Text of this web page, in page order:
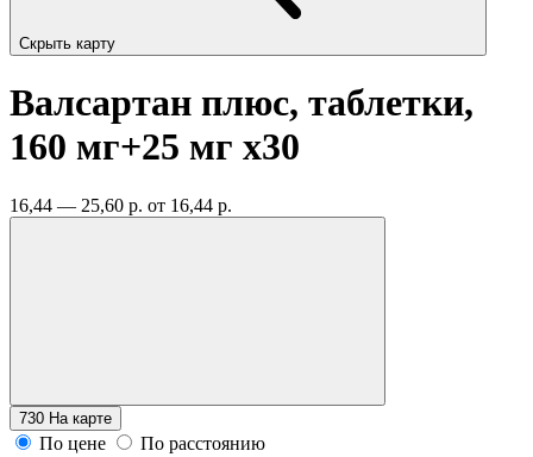
Скрыть карту
Валсартан плюс, таблетки,
160 мг+25 мг x30
16,44 — 25,60 р. от 16,44 р.
730 На карте
По цене
По расстоянию